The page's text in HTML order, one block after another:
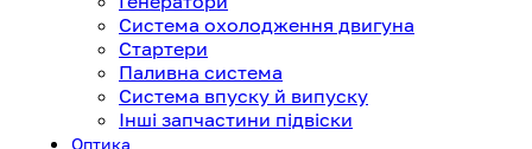
Система охолодження двигуна
Стартери
Паливна система
Система впуску й випуску
Інші запчастини підвіски
Оптика